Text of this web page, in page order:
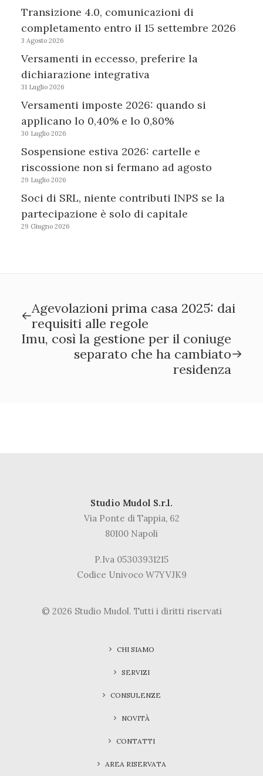
Transizione 4.0, comunicazioni di
completamento entro il 15 settembre 2026
3 Agosto 2026
Versamenti in eccesso, preferire la
dichiarazione integrativa
31 Luglio 2026
Versamenti imposte 2026: quando si
applicano lo 0,40% e lo 0,80%
30 Luglio 2026
Sospensione estiva 2026: cartelle e
riscossione non si fermano ad agosto
29 Luglio 2026
Soci di SRL, niente contributi INPS se la
partecipazione è solo di capitale
29 Giugno 2026
Agevolazioni prima casa 2025: dai
requisiti alle regole
Imu, così la gestione per il coniuge
separato che ha cambiato
residenza
Studio Mudol S.r.l.
Via Ponte di Tappia, 62
80100 Napoli
P.Iva 05303931215
Codice Univoco W7YVJK9
© 2026 Studio Mudol. Tutti i diritti riservati
CHI SIAMO
SERVIZI
CONSULENZE
NOVITÀ
CONTATTI
AREA RISERVATA